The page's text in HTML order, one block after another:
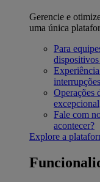
Gerencie e
uma única
Para
interrupções
Operações
excepcional
Fale com
acontecer?
Explore a